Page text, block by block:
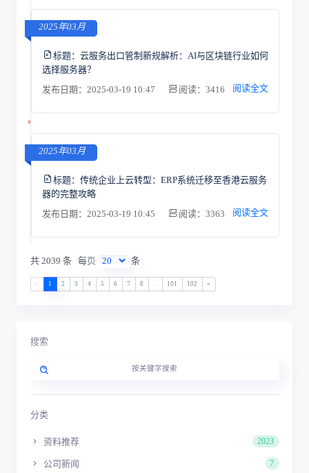
2025年03月
标题： 云服务出口管制新规解析：AI与区块链行业如何
选择服务器？
发布日期：2025-03-19 10:47
阅读：3416 阅读全文
2025年03月
标题： 传统企业上云转型：ERP系统迁移至香港云服务
器的完整攻略
发布日期：2025-03-19 10:45
阅读：3363 阅读全文
共 2039 条 每页 条
1 2 3 4 5 6 7 8 101 102 »
搜索
分类
资料推荐 2023
公司新闻 7